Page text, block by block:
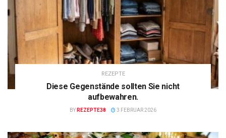
REZEPTE
Diese Gegenstände sollten Sie nicht
aufbewahren.
BY REZEPTE38 3 FEBRUAR 2026